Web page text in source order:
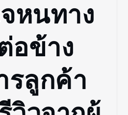
หนทาง
อข้าง
รลูกค้า